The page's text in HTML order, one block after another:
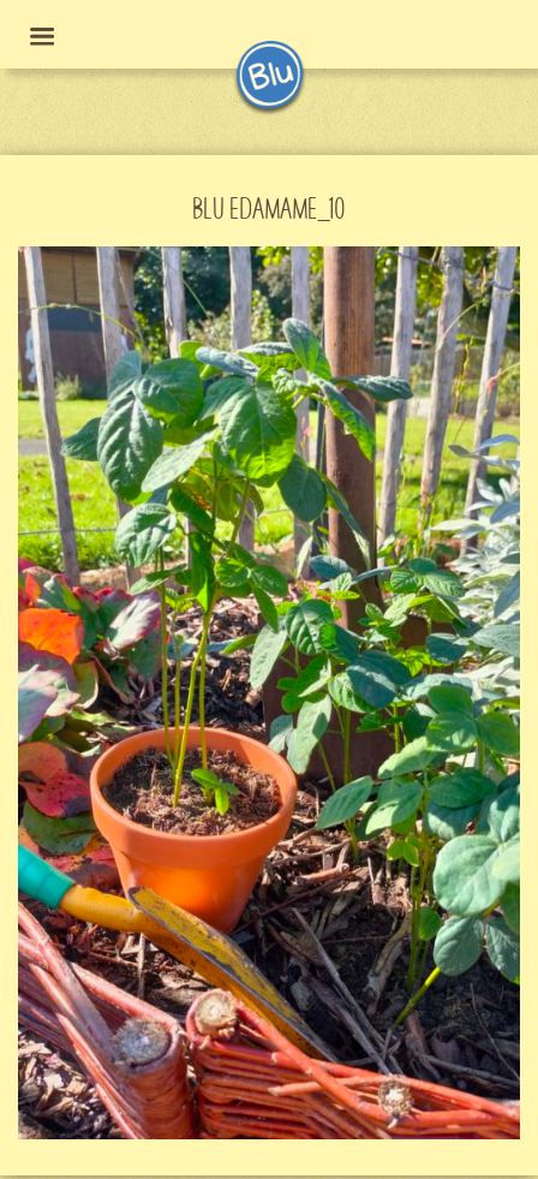
BLU EDAMAME_10